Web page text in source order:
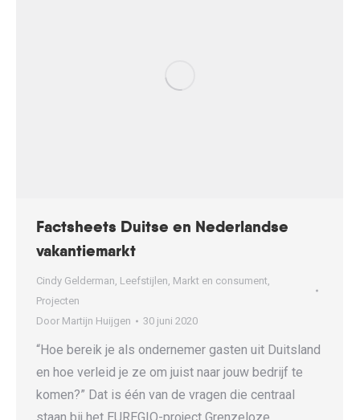
Factsheets Duitse en Nederlandse
vakantiemarkt
Cindy Gelderman, Leefstijlen, Markt en consument,
Projecten
Door Martijn Huijgen 30 juni 2020
“Hoe bereik je als ondernemer gasten uit Duitsland
en hoe verleid je ze om juist naar jouw bedrijf te
komen?” Dat is één van de vragen die centraal